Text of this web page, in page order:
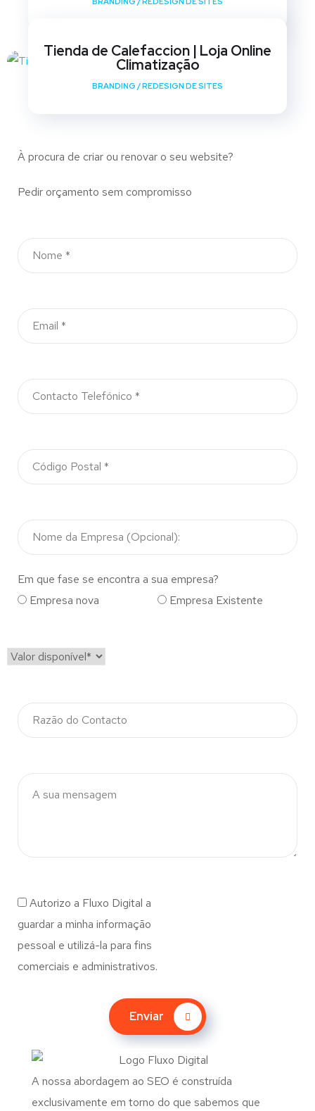
Tienda de Calefaccion | Loja Online
Climatização
BRANDING /REDESIGN DE SITES
À procura de criar ou renovar o seu website?
Pedir orçamento sem compromisso
Em que fase se encontra a sua empresa?
Empresa nova
Empresa Existente
Autorizo a Fluxo Digital a
guardar a minha informação
pessoal e utilizá-la para fins
comerciais e administrativos.
Enviar
A nossa abordagem ao SEO é construída
exclusivamente em torno do que sabemos que